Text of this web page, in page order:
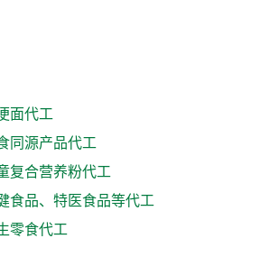
面代工
同源产品代工
复合营养粉代工
食品、特医食品等代工
零食代工